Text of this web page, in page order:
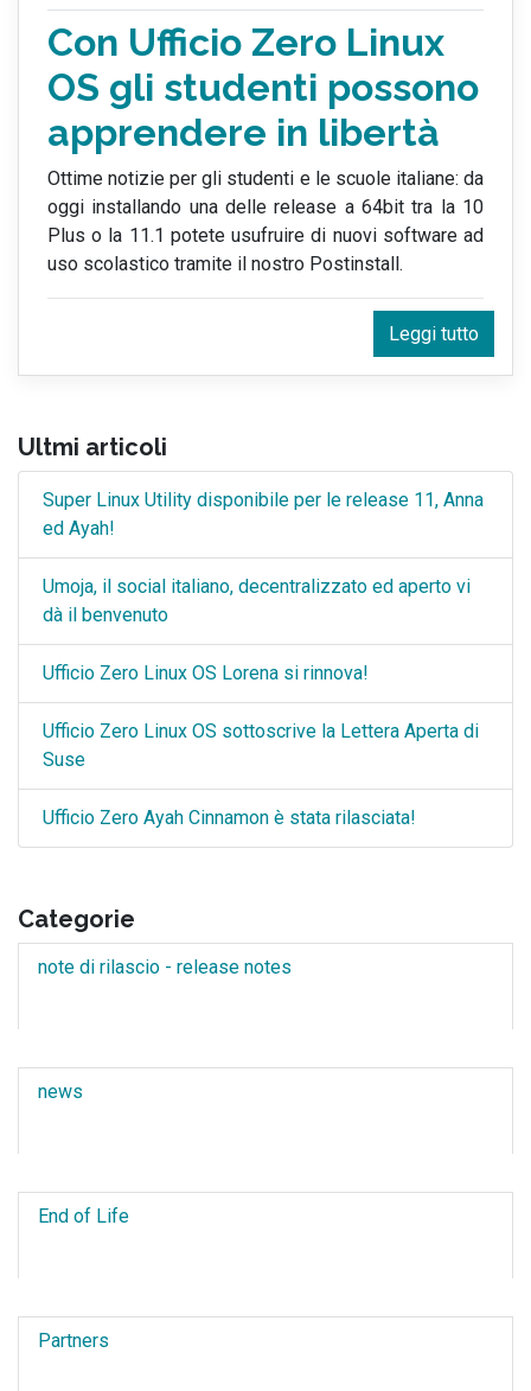
Con Ufficio Zero Linux
OS gli studenti possono
apprendere in libertà
Ottime notizie per gli studenti e le scuole italiane: da
oggi installando una delle release a 64bit tra la 10
Plus o la 11.1 potete usufruire di nuovi software ad
uso scolastico tramite il nostro Postinstall.
Leggi tutto
Ultmi articoli
Super Linux Utility disponibile per le release 11, Anna
ed Ayah!
Umoja, il social italiano, decentralizzato ed aperto vi
dà il benvenuto
Ufficio Zero Linux OS Lorena si rinnova!
Ufficio Zero Linux OS sottoscrive la Lettera Aperta di
Suse
Ufficio Zero Ayah Cinnamon è stata rilasciata!
Categorie
note di rilascio - release notes
news
End of Life
Partners